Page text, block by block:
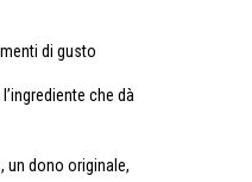
di gusto
che dà
un dono originale,